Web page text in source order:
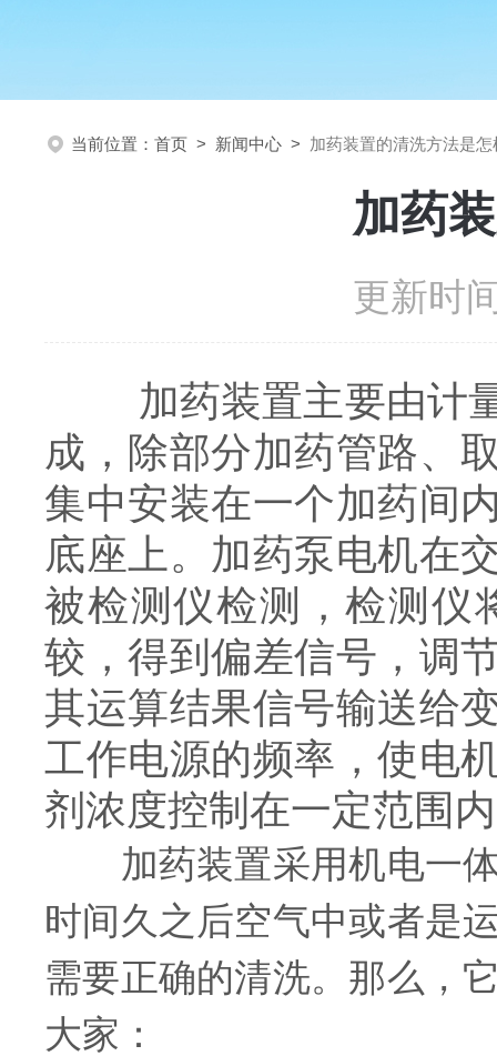
当前位置： 首页 > 新闻中心 > 加药装置的清洗方法是
加药
更新时
加药装置主要由计量
成，除部分加药管路、
集中安装在一个加药间
底座上。加药泵电机在
被检测仪检测，检测仪
较，得到偏差信号，调
其运算结果信号输送给
工作电源的频率，使电
剂浓度控制在一定范围
加药装置采用机电一体
时间久之后空气中或者是
需要正确的清洗。那么，
大家：